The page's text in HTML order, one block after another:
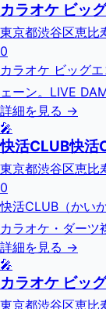
カラオケ ビッ
東京都渋谷区恵
0
カラオケ ビッグ
ェーン。LIVE
詳細を見る →
🎤
快活CLUB快活
東京都渋谷区恵比
0
快活CLUB（かい
カラオケ・ダーツ
詳細を見る →
🎤
カラオケ ビッ
東京都渋谷区恵